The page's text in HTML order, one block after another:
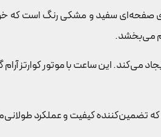
دارد. این ساعت دارای صفحه‌ای سفید و
می‌کند. این ساعت با موتور کوارتز
24 ماهه موتور ارائه می‌دهد که